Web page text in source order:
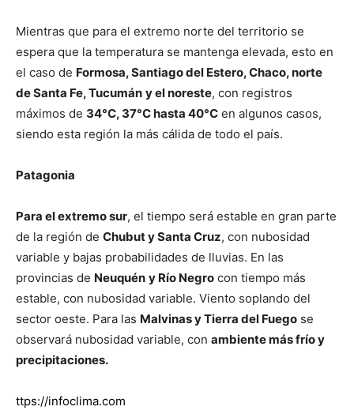
Mientras que para el extremo norte del territorio se
espera que la temperatura se mantenga elevada, esto en
el caso de Formosa, Santiago del Estero, Chaco, norte
de Santa Fe, Tucumán y el noreste, con registros
máximos de 34°C, 37°C hasta 40°C en algunos casos,
siendo esta región la más cálida de todo el país.
Patagonia
Para el extremo sur, el tiempo será estable en gran parte
de la región de Chubut y Santa Cruz, con nubosidad
variable y bajas probabilidades de lluvias. En las
provincias de Neuquén y Río Negro con tiempo más
estable, con nubosidad variable. Viento soplando del
sector oeste. Para las Malvinas y Tierra del Fuego se
observará nubosidad variable, con ambiente más frío y
precipitaciones.
ttps://infoclima.com